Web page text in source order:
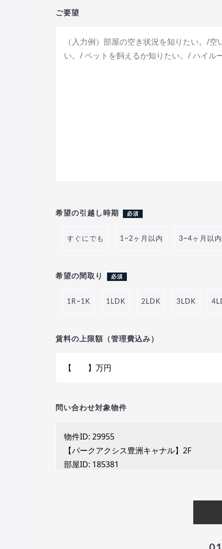
ご要望
希望の引越し時期 必須
すぐにでも 1~2ヶ月以内 3~4ヶ月以内
希望の間取り 必須
1R~1K 1LDK 2LDK 3LDK
賃料の上限額（管理費込み）
問い合わせ対象物件